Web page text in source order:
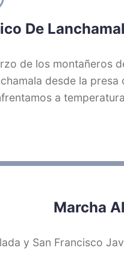
De
de los montañeros
desde la
a
Marcha
y San Francisco